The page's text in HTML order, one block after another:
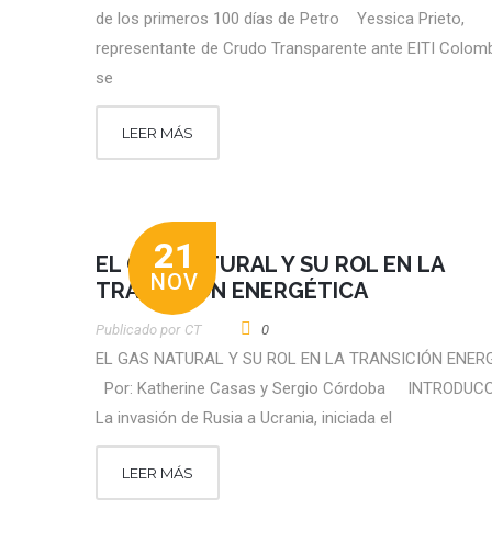
de los primeros 100 días de Petro Yessica Prieto,
representante de Crudo Transparente ante EITI
se
LEER MÁS
21
NOV
EL GAS NATURAL Y SU ROL EN LA
TRANSICIÓN ENERGÉTICA
Publicado por CT 0
EL GAS NATURAL Y SU ROL EN LA TRANSICIÓN
Por: Katherine Casas y Sergio Córdoba
La invasión de Rusia a Ucrania, iniciada el
LEER MÁS